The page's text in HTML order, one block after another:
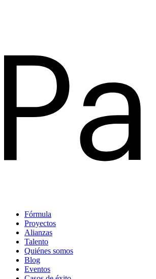
Fórmula
Proyectos
Alianzas
Talento
Quiénes somos
Blog
Eventos